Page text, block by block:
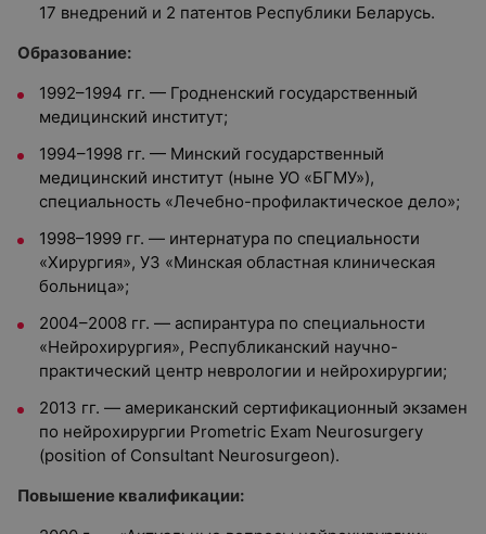
17 внедрений и 2 патентов Республики Беларусь.
Образование:
1992–1994 гг. — Гродненский государственный
медицинский институт;
1994–1998 гг. — Минский государственный
медицинский институт (ныне УО «БГМУ»),
специальность «Лечебно-профилактическое дело»;
1998–1999 гг. — интернатура по специальности
«Хирургия», УЗ «Минская областная клиническая
больница»;
2004–2008 гг. — аспирантура по специальности
«Нейрохирургия», Республиканский научно-
практический центр неврологии и нейрохирургии;
2013 гг. — американский сертификационный экзамен
по нейрохирургии Prometric Exam Neurosurgery
(position of Consultant Neurosurgeon).
Повышение квалификации: